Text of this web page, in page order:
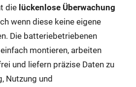
die lückenlose Überwachung
wenn diese keine eigene
Die batteriebetriebenen
montieren, arbeiten
und liefern präzise Daten zu
Nutzung und